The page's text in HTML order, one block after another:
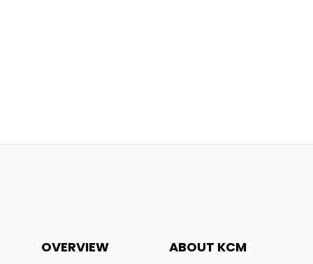
OVERVIEW ABOUT KCM